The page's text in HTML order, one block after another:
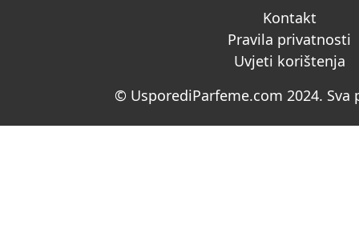
Kontakt
Pravila privatnosti
Uvjeti korištenja
© UsporediParfeme.com 2024. Sva